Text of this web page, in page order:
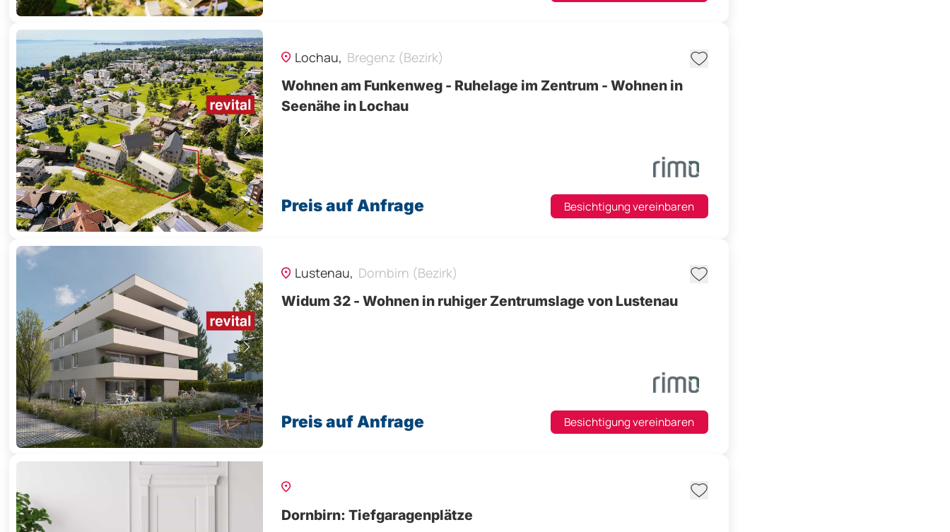
Lochau, Bregenz (Bezirk)
Wohnen am Funkenweg - Ruhelage im Zentrum - Wohnen in
Seenähe in Lochau
Preis auf Anfrage Besichtigung vereinbaren
Lustenau, Dornbirn (Bezirk)
Widum 32 - Wohnen in ruhiger Zentrumslage von Lustenau
Preis auf Anfrage Besichtigung vereinbaren
Dornbirn: Tiefgaragenplätze